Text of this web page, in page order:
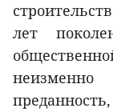
лет